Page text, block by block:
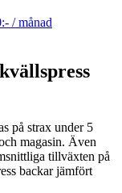
/ månad
på strax under 5
magasin. Även
tillväxten på
backar jämfört